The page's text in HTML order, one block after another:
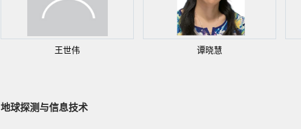
王世伟 谭晓慧
地球探测与信息技术